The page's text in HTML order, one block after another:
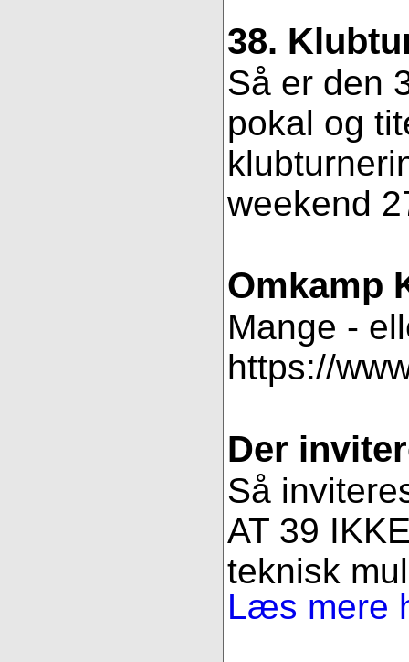
38.
Så er den
pokal og
weekend
Omkamp
Mange -
https://
Der
Så
AT 39
teknisk
Læs mere